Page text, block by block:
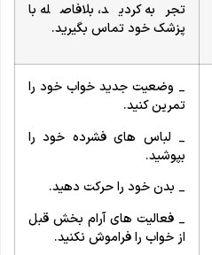
تجربه کردید، بلافاصله با
پزشک خود تماس بگیرید.
_ وضعیت جدید خواب خود را
تمرین کنید.
_ لباس های فشرده خود را
بپوشید.
_ بدن خود را حرکت دهید.
_ فعالیت های آرام بخش قبل
از خواب را فراموش نکنید.